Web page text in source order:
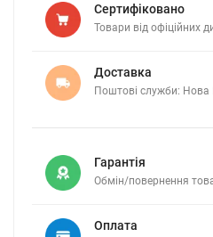
Сертифіковано
Товари від офіційних
Доставка
Поштові служби:
Гарантія
Обмін/повернення
Оплата